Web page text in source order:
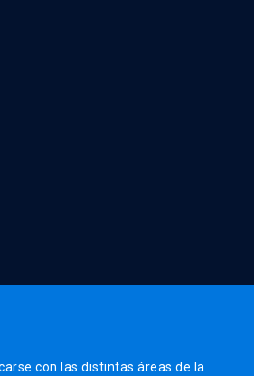
con las distintas áreas de la